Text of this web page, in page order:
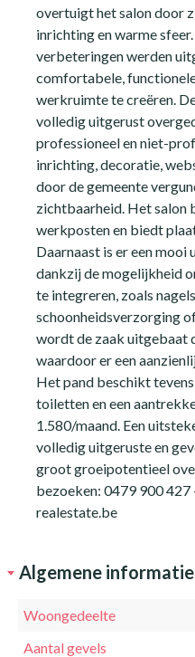
overtuigt het salon door
inrichting en warme
verbeteringen werden
comfortabele,
werkruimte te creëren.
volledig uitgerust
professioneel en niet-
inrichting, decoratie,
door de gemeente
zichtbaarheid. Het salon
werkposten en biedt
Daarnaast is er een
dankzij de mogelijkheid
te integreren, zoals
schoonheidsverzorging
wordt de zaak uitgebaat
waardoor er een
Het pand beschikt
toiletten en een
1.580/maand. Een
volledig uitgeruste en
groot groeipotentieel
bezoeken: 0479 900 427
realestate.be
Algemene informatie
Woongedeelte
Aantal gevels